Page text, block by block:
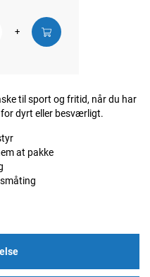
+
til sport og fritid, når du har
dyrt eller besværligt.
at pakke